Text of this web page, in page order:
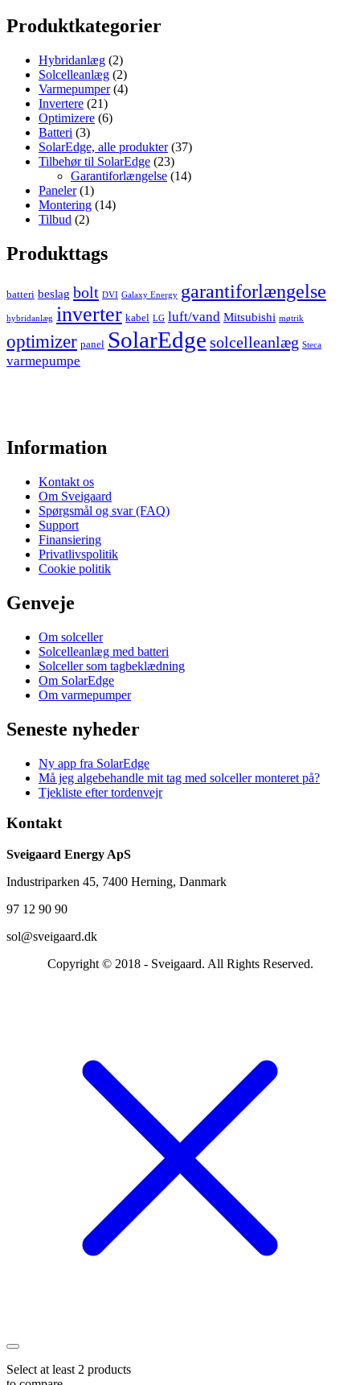
Produktkategorier
Hybridanlæg (2)
Solcelleanlæg (2)
Varmepumper (4)
Invertere (21)
Optimizere (6)
Batteri (3)
SolarEdge, alle produkter (37)
Tilbehør til SolarEdge (23)
Garantiforlængelse (14)
Paneler (1)
Montering (14)
Tilbud (2)
Produkttags
batteri beslag bolt DVI Galaxy Energy garantiforlængelse
hybridanlæg inverter kabel LG luft/vand Mitsubishi møtrik
optimizer panel SolarEdge solcelleanlæg Steca
varmepumpe
Information
Kontakt os
Om Sveigaard
Spørgsmål og svar (FAQ)
Support
Finansiering
Privatlivspolitik
Cookie politik
Genveje
Om solceller
Solcelleanlæg med batteri
Solceller som tagbeklædning
Om SolarEdge
Om varmepumper
Seneste nyheder
Ny app fra SolarEdge
Må jeg algebehandle mit tag med solceller monteret på?
Tjekliste efter tordenvejr
Kontakt
Sveigaard Energy ApS
Industriparken 45, 7400 Herning, Danmark
97 12 90 90
sol@sveigaard.dk
Copyright © 2018 - Sveigaard. All Rights Reserved.
Select at least 2 products